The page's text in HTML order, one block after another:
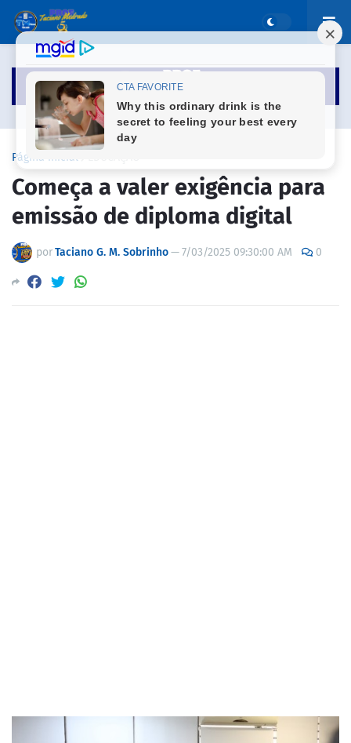
Página inicial
Começa a valer exigência para
emissão de diploma digital
porTaciano G. M. Sobrinho—7/03/2025 09:30:00 AM 0